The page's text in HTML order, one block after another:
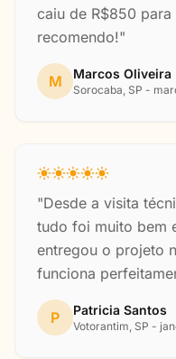
caiu de R$850
recomendo!"
M Marcos Oliveira
Sorocaba, SP -
"Desde a visita
tudo foi muito bem
entregou o projeto
funciona
P Patricia Santos
Votorantim, SP -